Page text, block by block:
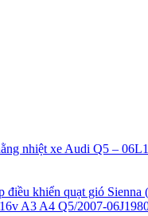
nhiệt xe Audi Q5 –
điều khiển quạt gió Sienna
A3 A4 Q5/2007-